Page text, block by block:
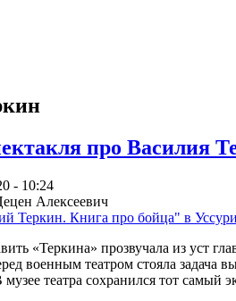
про Василия
- 10:24
Алексеевич
«Теркина» прозвучала из уст
военным театром стояла задача
театра сохранился тот самый